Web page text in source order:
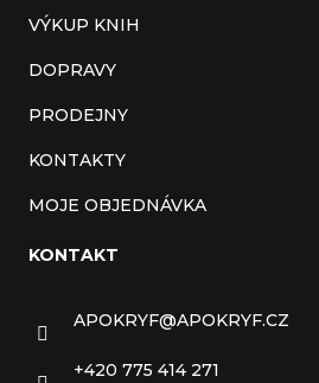
VÝKUP KNIH
DOPRAVY
PRODEJNY
KONTAKTY
MOJE OBJEDNÁVKA
KONTAKT
APOKRYF@APOKRYF.CZ
+420 775 414 271